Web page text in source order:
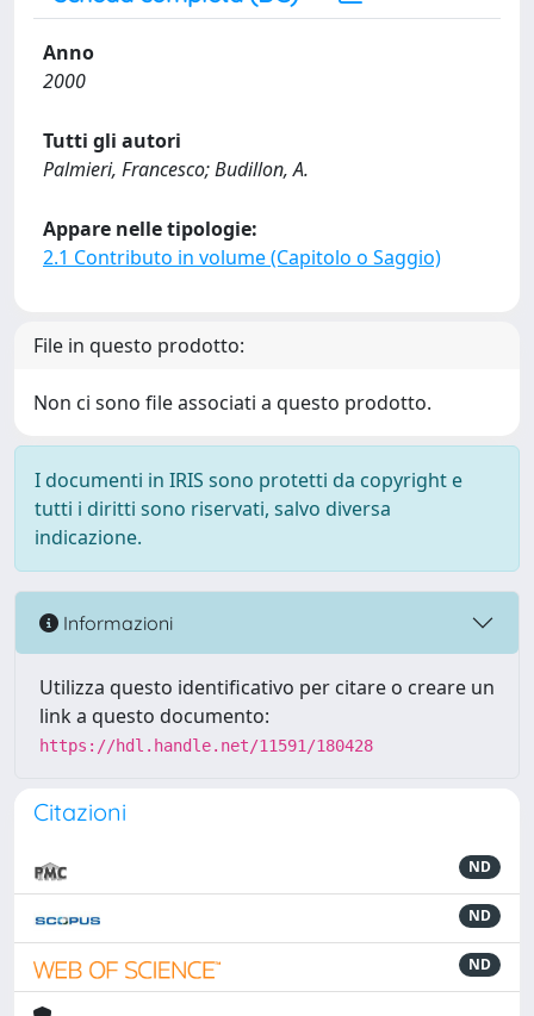
Anno
2000
Tutti gli autori
Palmieri, Francesco; Budillon, A.
Appare nelle tipologie:
2.1 Contributo in volume (Capitolo o Saggio)
File in questo prodotto:
Non ci sono file associati a questo prodotto.
I documenti in IRIS sono protetti da copyright e
tutti i diritti sono riservati, salvo diversa
indicazione.
Informazioni
Utilizza questo identificativo per citare o creare un
link a questo documento:
https://hdl.handle.net/11591/180428
Citazioni
ND
ND
ND